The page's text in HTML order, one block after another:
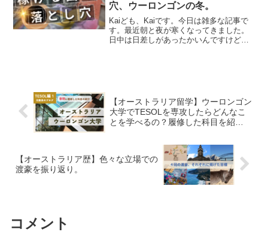
穴、ウーロンゴンの冬。
Kaiども、Kaiです。今日は雑多な記事で
す。最近朝と夜が寒くなってきました。
日中は日差しがあったかいんですけど
【オーストラリア留学】ウーロンゴン
大学でTESOLを専攻したらどんなこ
とを学べるの？履修した科目を紹
【オーストラリア歴】色々な立場での
渡豪を振り返り。
コメント